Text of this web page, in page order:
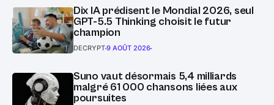
Dix IA prédisent le Mondial 2026, seul
GPT-5.5 Thinking choisit le futur
champion
DECRYPT9 AOÛT 2026
Suno vaut désormais 5,4 milliards
malgré 61 000 chansons liées aux
poursuites